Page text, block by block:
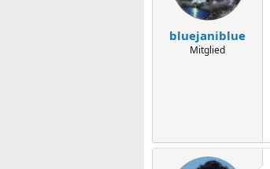
a
bluejaniblue
Mitglied